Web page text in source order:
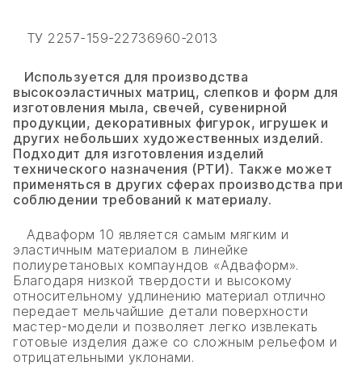
ТУ 2257-159-22736960-2013
Используется для производства
высокоэластичных матриц, слепков и форм для
изготовления мыла, свечей, сувенирной
продукции, декоративных фигурок, игрушек и
других небольших художественных изделий.
Подходит для изготовления изделий
технического назначения (РТИ). Также может
применяться в других сферах производства при
соблюдении требований к материалу.
Адваформ 10 является самым мягким и
эластичным материалом в линейке
полиуретановых компаундов «Адваформ».
Благодаря низкой твердости и высокому
относительному удлинению материал отлично
передает мельчайшие детали поверхности
мастер-модели и позволяет легко извлекать
готовые изделия даже со сложным рельефом и
отрицательными уклонами.